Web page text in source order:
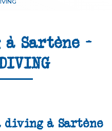
à Sartène -
diving à Sartène